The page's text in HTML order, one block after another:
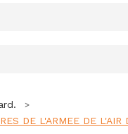
DE L'ARMEE DE